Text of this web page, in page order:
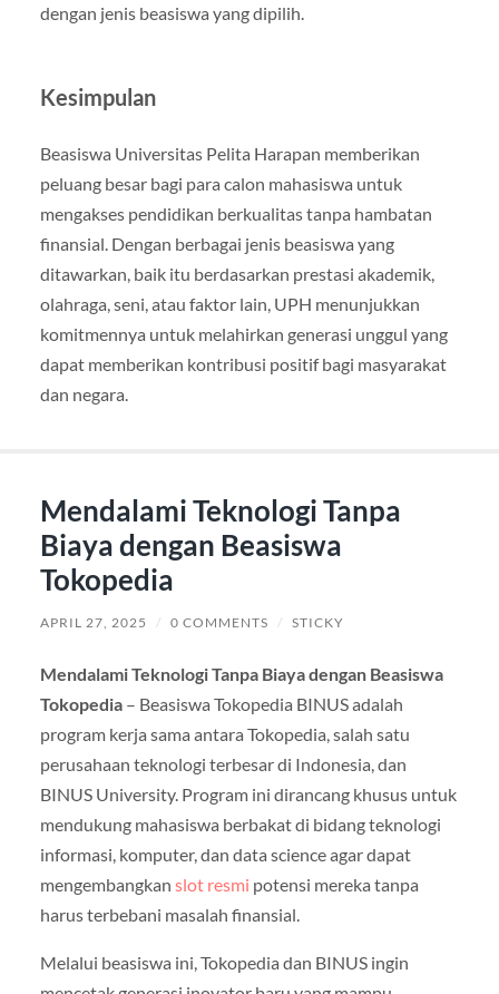
dengan jenis beasiswa yang dipilih.
Kesimpulan
Beasiswa Universitas Pelita Harapan memberikan
peluang besar bagi para calon mahasiswa untuk
mengakses pendidikan berkualitas tanpa hambatan
finansial. Dengan berbagai jenis beasiswa yang
ditawarkan, baik itu berdasarkan prestasi akademik,
olahraga, seni, atau faktor lain, UPH menunjukkan
komitmennya untuk melahirkan generasi unggul yang
dapat memberikan kontribusi positif bagi masyarakat
dan negara.
Mendalami Teknologi Tanpa
Biaya dengan Beasiswa
Tokopedia
APRIL 27, 2025 / 0 COMMENTS / STICKY
Mendalami Teknologi Tanpa Biaya dengan Beasiswa
Tokopedia– Beasiswa Tokopedia BINUS adalah
program kerja sama antara Tokopedia, salah satu
perusahaan teknologi terbesar di Indonesia, dan
BINUS University. Program ini dirancang khusus untuk
mendukung mahasiswa berbakat di bidang teknologi
informasi, komputer, dan data science agar dapat
mengembangkan slot resmi potensi mereka tanpa
harus terbebani masalah finansial.
Melalui beasiswa ini, Tokopedia dan BINUS ingin